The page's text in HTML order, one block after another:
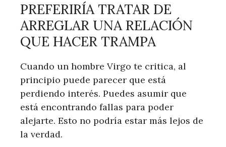
PREFERIRÍA TRATAR DE
ARREGLAR UNA RELACIÓN
QUE HACER TRAMPA
Cuando un hombre Virgo te critica, al
principio puede parecer que está
perdiendo interés. Puedes asumir que
está encontrando fallas para poder
alejarte. Esto no podría estar más lejos de
la verdad.